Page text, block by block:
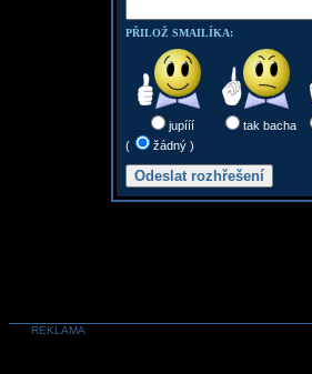
PŘILOŽ SMAILÍKA:
jupííí tak bacha
(
žádný )
REKLAMA